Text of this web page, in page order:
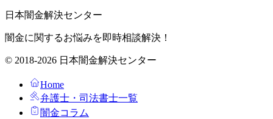
日本闇金解決センター
闇金に関するお悩みを即時相談解決！
© 2018-2026 日本闇金解決センター
Home
弁護士・司法書士一覧
闇金コラム